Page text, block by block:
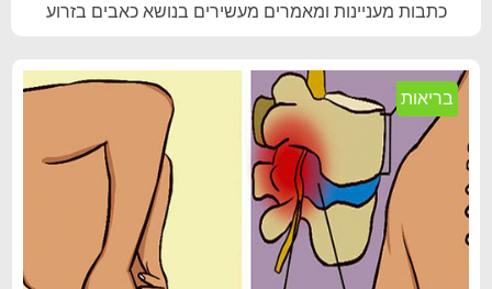
כתבות מעניינות ומאמרים מעשירים בנושא כאבים בזרוע
בריאות